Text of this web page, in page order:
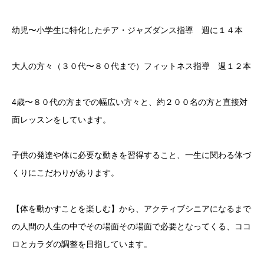
幼児〜小学生に特化したチア・ジャズダンス指導 週に１４本
大人の方々（３０代〜８０代まで）フィットネス指導 週１２本
4歳〜８０代の方までの幅広い方々と、約２００名の方と直接対
面レッスンをしています。
子供の発達や体に必要な動きを習得すること、一生に関わる体づ
くりにこだわりがあります。
【体を動かすことを楽しむ】から、アクティブシニアになるまで
の人間の人生の中でその場面その場面で必要となってくる、ココ
ロとカラダの調整を目指しています。